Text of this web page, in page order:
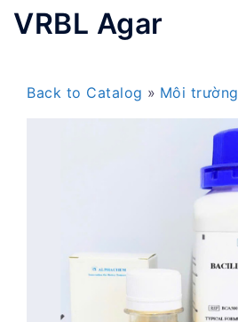
VRBL Agar
Back to Catalog Môi